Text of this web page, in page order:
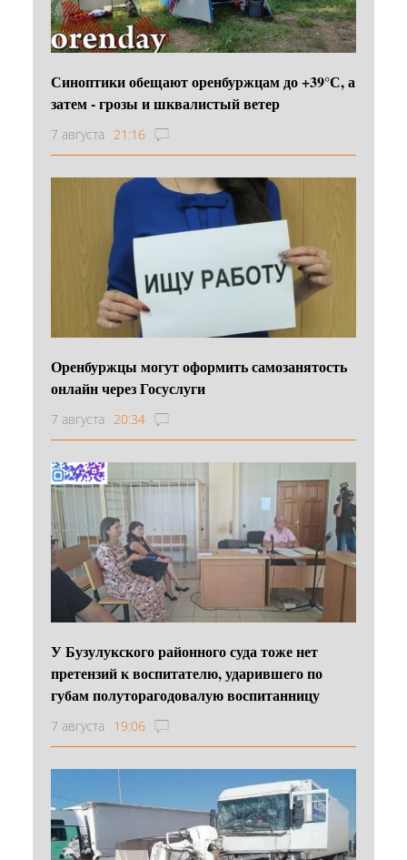
Синоптики обещают оренбуржцам до +39°С, а
затем - грозы и шквалистый ветер
7 августа 21:16
Оренбуржцы могут оформить самозанятость
онлайн через Госуслуги
7 августа 20:34
У Бузулукского районного суда тоже нет
претензий к воспитателю, ударившего по
губам полуторагодовалую воспитанницу
7 августа 19:06